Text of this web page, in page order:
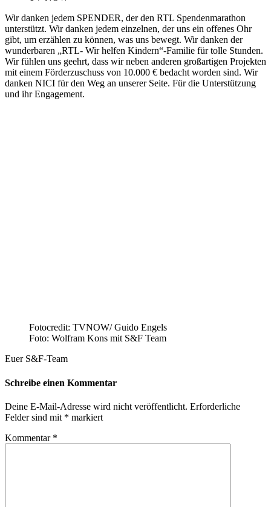
Wir danken jedem SPENDER, der den RTL Spendenmarathon
unterstützt. Wir danken jedem einzelnen, der uns ein offenes Ohr
gibt, um erzählen zu können, was uns bewegt. Wir danken der
wunderbaren „RTL- Wir helfen Kindern“-Familie für tolle Stunden.
Wir fühlen uns geehrt, dass wir neben anderen großartigen Projekten
mit einem Förderzuschuss von 10.000 € bedacht worden sind. Wir
danken NICI für den Weg an unserer Seite. Für die Unterstützung
und ihr Engagement.
Fotocredit: TVNOW/ Guido Engels
Foto: Wolfram Kons mit S&F Team
Euer S&F-Team
Schreibe einen Kommentar
Deine E-Mail-Adresse wird nicht veröffentlicht. Erforderliche
Felder sind mit * markiert
Kommentar *